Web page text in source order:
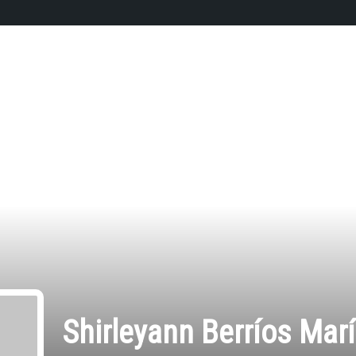
Shirleyann Berríos